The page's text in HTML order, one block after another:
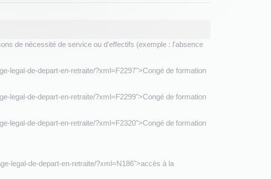
de nécessité de service ou d'effectifs (exemple : l'absence
legal-de-depart-en-retraite/?xml=F2297">Congé de formation
legal-de-depart-en-retraite/?xml=F2299">Congé de formation
legal-de-depart-en-retraite/?xml=F2320">Congé de formation
legal-de-depart-en-retraite/?xml=N186">accès à la